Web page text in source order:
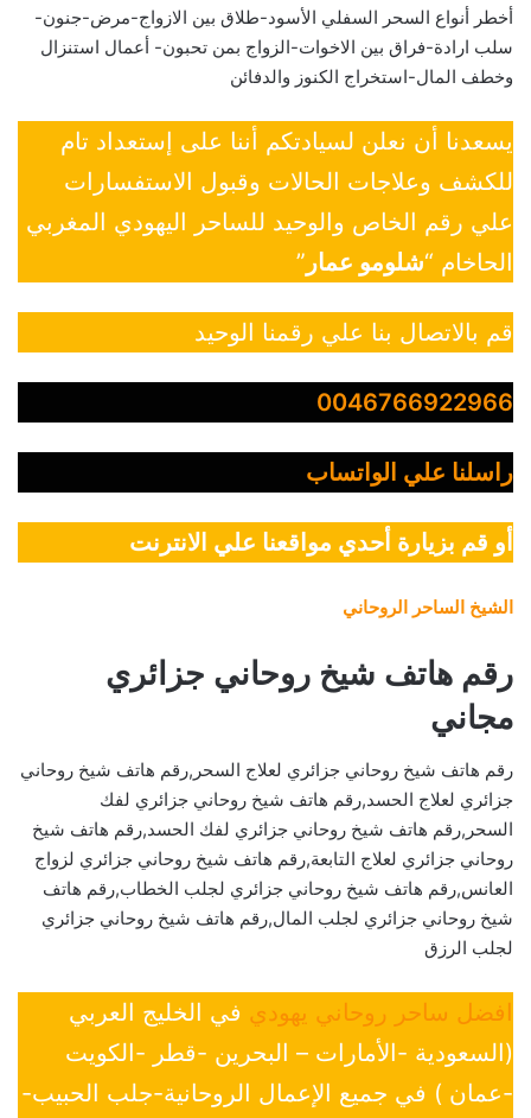
أخطر أنواع السحر السفلي الأسود-طلاق بين الازواج-مرض-جنون-
سلب ارادة-فراق بين الاخوات-الزواج بمن تحبون- أعمال استنزال
وخطف المال-استخراج الكنوز والدفائن
يسعدنا أن نعلن لسيادتكم أننا على إستعداد تام
للكشف وعلاجات الحالات وقبول الاستفسارات
علي رقم الخاص والوحيد للساحر اليهودي المغربي
الحاخام “شلومو عمار ”
قم بالاتصال بنا علي رقمنا الوحيد
0046766922966
راسلنا علي الواتساب
أو قم بزيارة أحدي مواقعنا علي الانترنت
الشيخ الساحر الروحاني
رقم هاتف شيخ روحاني جزائري
مجاني
رقم هاتف شيخ روحاني جزائري لعلاج السحر,رقم هاتف شيخ روحاني
جزائري لعلاج الحسد,رقم هاتف شيخ روحاني جزائري لفك
السحر,رقم هاتف شيخ روحاني جزائري لفك الحسد,رقم هاتف شيخ
روحاني جزائري لعلاج التابعة,رقم هاتف شيخ روحاني جزائري لزواج
العانس,رقم هاتف شيخ روحاني جزائري لجلب الخطاب,رقم هاتف
شيخ روحاني جزائري لجلب المال,رقم هاتف شيخ روحاني جزائري
لجلب الرزق
افضل ساحر روحاني يهودي في الخليج العربي
(السعودية -الأمارات – البحرين -قطر -الكويت
-عمان ) في جميع الإعمال الروحانية-جلب الحبيب-